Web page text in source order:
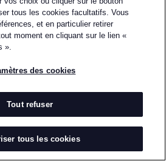
Retourner à la page précédente
2024
est une marque de prêt-à-
en 2023. Marie Adam-
objets du quotidien pour
tous les cookies facultatifs. Vous
et en particulier retirer
moment en cliquant sur le lien «
».
des cookies
Tout refuser
tous les cookies